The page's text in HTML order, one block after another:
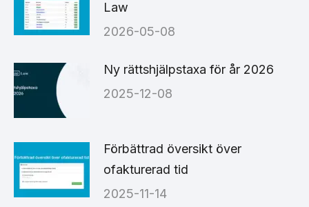
Law
2026-05-08
Ny rättshjälpstaxa för år 2026
2025-12-08
Förbättrad översikt över
ofakturerad tid
2025-11-14